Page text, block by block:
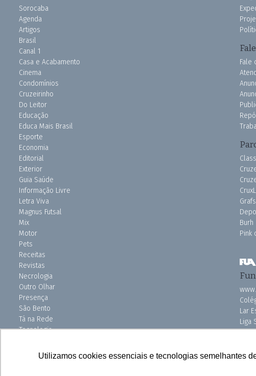
Utilizamos cookies essenciais e tecnologias semelhantes
Sorocaba
Agenda
Artigos
Brasil
Canal 1
Casa e Acabamento
Cinema
Condomínios
Cruzeirinho
Do Leitor
Educação
Educa Mais Brasil
Esporte
Economia
Editorial
Exterior
Guia Saúde
Informação Livre
Letra Viva
Magnus Futsal
Mix
Motor
Pets
Receitas
Revistas
Necrologia
Outro Olhar
Presença
São Bento
Tá na Rede
Tecnologia
Uniso Ciência
Fale
Burh
Pink
Lar
Liga
Vila